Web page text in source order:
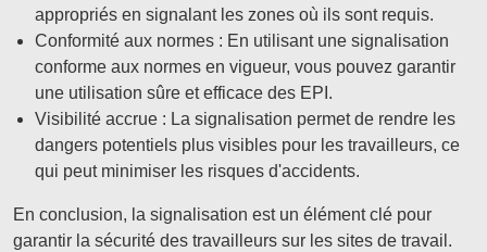
appropriés en signalant les zones où ils sont requis.
Conformité aux normes : En utilisant une signalisation
conforme aux normes en vigueur, vous pouvez garantir
une utilisation sûre et efficace des EPI.
Visibilité accrue : La signalisation permet de rendre les
dangers potentiels plus visibles pour les travailleurs, ce
qui peut minimiser les risques d'accidents.
En conclusion, la signalisation est un élément clé pour
garantir la sécurité des travailleurs sur les sites de travail.